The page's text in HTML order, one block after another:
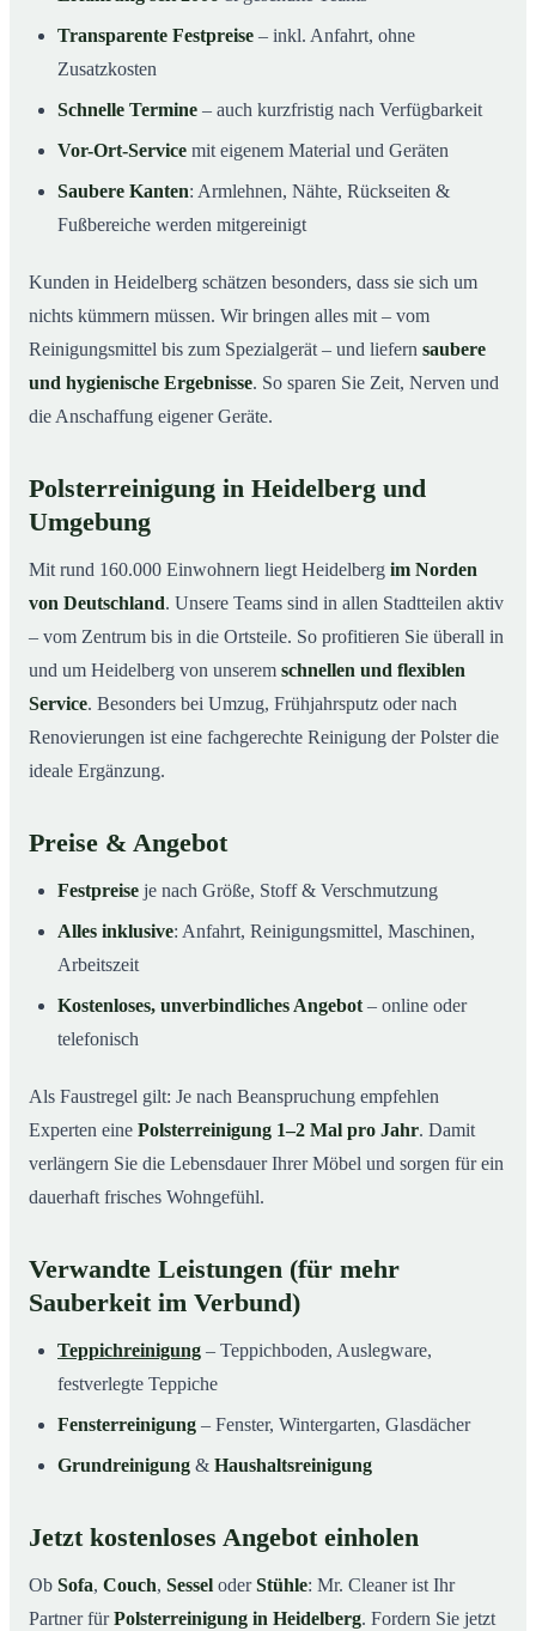
Transparente Festpreise – inkl. Anfahrt, ohne
Zusatzkosten
Schnelle Termine – auch kurzfristig nach Verfügbarkeit
Vor-Ort-Service mit eigenem Material und Geräten
Saubere Kanten: Armlehnen, Nähte, Rückseiten &
Fußbereiche werden mitgereinigt
Kunden in Heidelberg schätzen besonders, dass sie sich um
nichts kümmern müssen. Wir bringen alles mit – vom
Reinigungsmittel bis zum Spezialgerät – und liefern saubere
und hygienische Ergebnisse. So sparen Sie Zeit, Nerven und
die Anschaffung eigener Geräte.
Polsterreinigung in Heidelberg und
Umgebung
Mit rund 160.000 Einwohnern liegt Heidelberg im Norden
von Deutschland. Unsere Teams sind in allen Stadtteilen aktiv
– vom Zentrum bis in die Ortsteile. So profitieren Sie überall in
und um Heidelberg von unserem schnellen und flexiblen
Service. Besonders bei Umzug, Frühjahrsputz oder nach
Renovierungen ist eine fachgerechte Reinigung der Polster die
ideale Ergänzung.
Preise & Angebot
Festpreise je nach Größe, Stoff & Verschmutzung
Alles inklusive: Anfahrt, Reinigungsmittel, Maschinen,
Arbeitszeit
Kostenloses, unverbindliches Angebot – online oder
telefonisch
Als Faustregel gilt: Je nach Beanspruchung empfehlen
Experten eine Polsterreinigung 1–2 Mal pro Jahr. Damit
verlängern Sie die Lebensdauer Ihrer Möbel und sorgen für ein
dauerhaft frisches Wohngefühl.
Verwandte Leistungen (für mehr
Sauberkeit im Verbund)
Teppichreinigung – Teppichboden, Auslegware,
festverlegte Teppiche
Fensterreinigung – Fenster, Wintergarten, Glasdächer
Grundreinigung & Haushaltsreinigung
Jetzt kostenloses Angebot einholen
Ob Sofa, Couch, Sessel oderStühle: Mr. Cleaner ist Ihr
Partner fürPolsterreinigung in Heidelberg. Fordern Sie jetzt